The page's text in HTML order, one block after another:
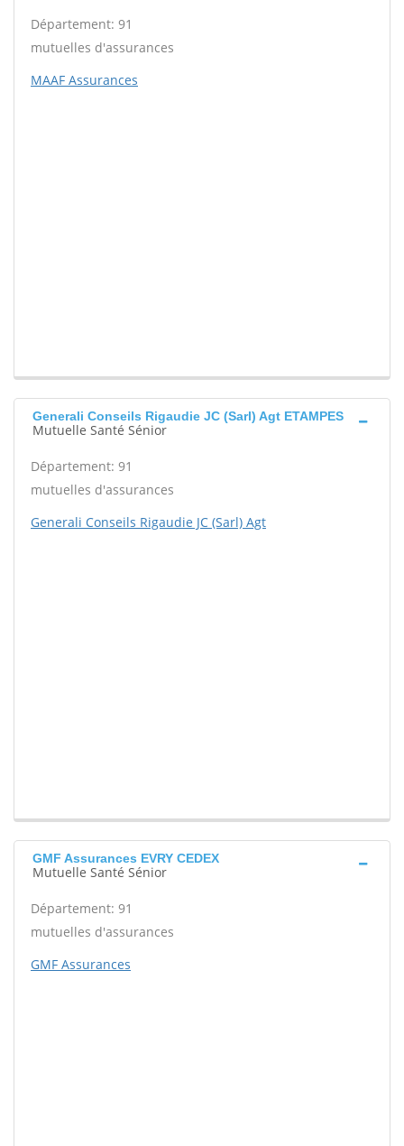
Département: 91
mutuelles d'assurances
MAAF Assurances
Generali Conseils Rigaudie JC (Sarl) Agt ETAMPES
Mutuelle Santé Sénior
Département: 91
mutuelles d'assurances
Generali Conseils Rigaudie JC (Sarl) Agt
GMF Assurances EVRY CEDEX
Mutuelle Santé Sénior
Département: 91
mutuelles d'assurances
GMF Assurances